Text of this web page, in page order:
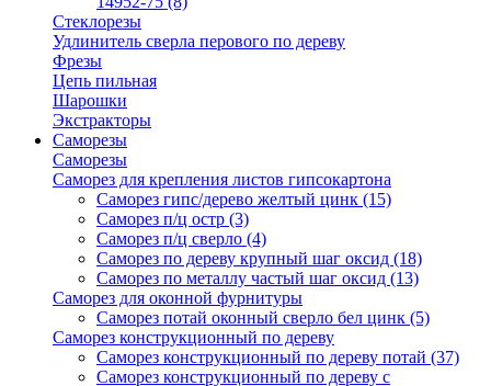
Стеклорезы
Удлинитель сверла перового по дереву
Фрезы
Цепь пильная
Шарошки
Экстракторы
Саморезы
Саморезы
Саморез для крепления листов гипсокартона
Саморез гипс/дерево желтый цинк (15)
Саморез п/ц остр (3)
Саморез п/ц сверло (4)
Саморез по дереву крупный шаг оксид (18)
Саморез по металлу частый шаг оксид (13)
Саморез для оконной фурнитуры
Саморез потай оконный сверло бел цинк (5)
Саморез конструкционный по дереву
Саморез конструкционный по дереву потай (37)
Саморез конструкционный по дереву с